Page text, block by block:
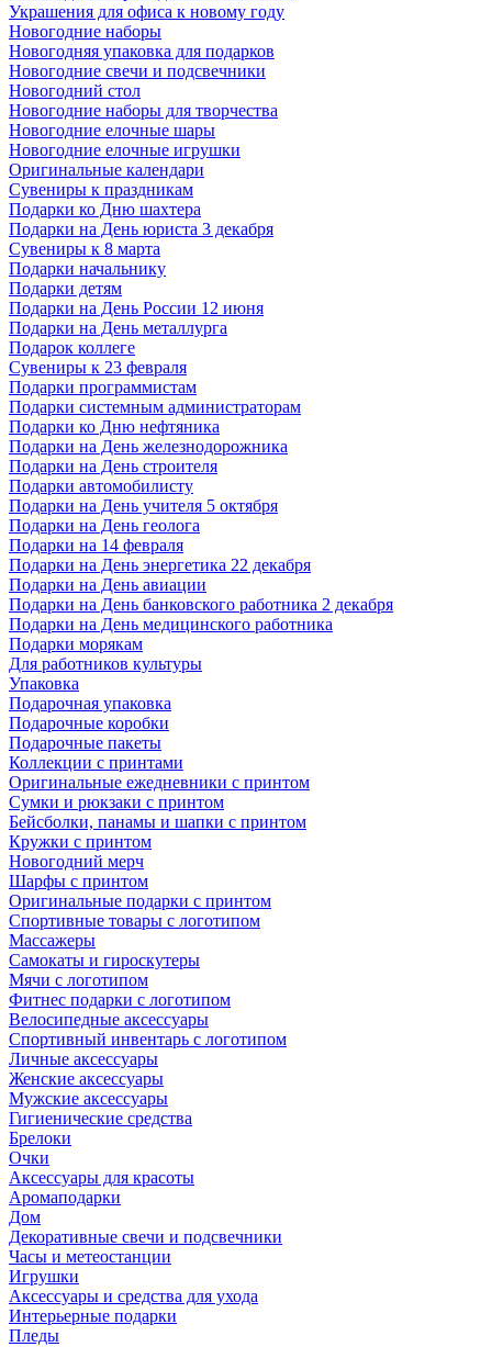
Украшения для офиса к новому году
Новогодние наборы
Новогодняя упаковка для подарков
Новогодние свечи и подсвечники
Новогодний стол
Новогодние наборы для творчества
Новогодние елочные шары
Новогодние елочные игрушки
Оригинальные календари
Сувениры к праздникам
Подарки ко Дню шахтера
Подарки на День юриста 3 декабря
Сувениры к 8 марта
Подарки начальнику
Подарки детям
Подарки на День России 12 июня
Подарки на День металлурга
Подарок коллеге
Сувениры к 23 февраля
Подарки программистам
Подарки системным администраторам
Подарки ко Дню нефтяника
Подарки на День железнодорожника
Подарки на День строителя
Подарки автомобилисту
Подарки на День учителя 5 октября
Подарки на День геолога
Подарки на 14 февраля
Подарки на День энергетика 22 декабря
Подарки на День авиации
Подарки на День банковского работника 2 декабря
Подарки на День медицинского работника
Подарки морякам
Для работников культуры
Упаковка
Подарочная упаковка
Подарочные коробки
Подарочные пакеты
Коллекции с принтами
Оригинальные ежедневники с принтом
Сумки и рюкзаки с принтом
Бейсболки, панамы и шапки с принтом
Кружки с принтом
Новогодний мерч
Шарфы с принтом
Оригинальные подарки с принтом
Спортивные товары с логотипом
Массажеры
Самокаты и гироскутеры
Мячи с логотипом
Фитнес подарки с логотипом
Велосипедные аксессуары
Спортивный инвентарь с логотипом
Личные аксессуары
Женские аксессуары
Мужские аксессуары
Гигиенические средства
Брелоки
Очки
Аксессуары для красоты
Аромаподарки
Дом
Декоративные свечи и подсвечники
Часы и метеостанции
Игрушки
Аксессуары и средства для ухода
Интерьерные подарки
Пледы